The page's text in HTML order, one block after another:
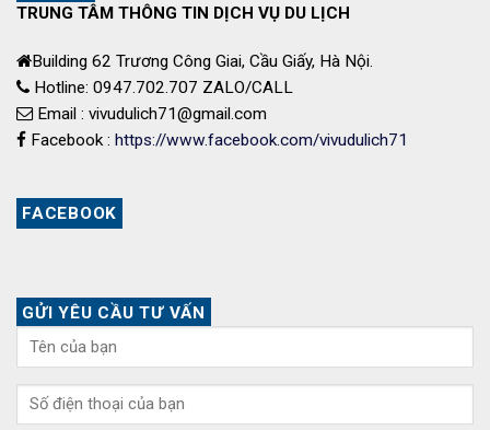
TRUNG TÂM THÔNG TIN DỊCH VỤ DU LỊCH
Building 62 Trương Công Giai, Cầu Giấy, Hà Nội.
Hotline: 0947.702.707 ZALO/CALL
Email : vivudulich71@gmail.com
Facebook : https://www.facebook.com/vivudulich71
FACEBOOK
GỬI YÊU CẦU TƯ VẤN